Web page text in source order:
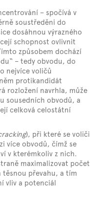
– spočívá v
soustředěni do
dosáhnou výrazného
schopnost ovlivnit
způsobem dochází
– tedy obvodu, do
nejvíce voličů
protikandidát
rozložení navrhla, může
sousedních obvodů, a
celková celostátní
), při které se voliči
více obvodů, čímž se
v kterémkoliv z nich.
maximalizovat počet
těsnou převahu, a tím
vliv a potenciál